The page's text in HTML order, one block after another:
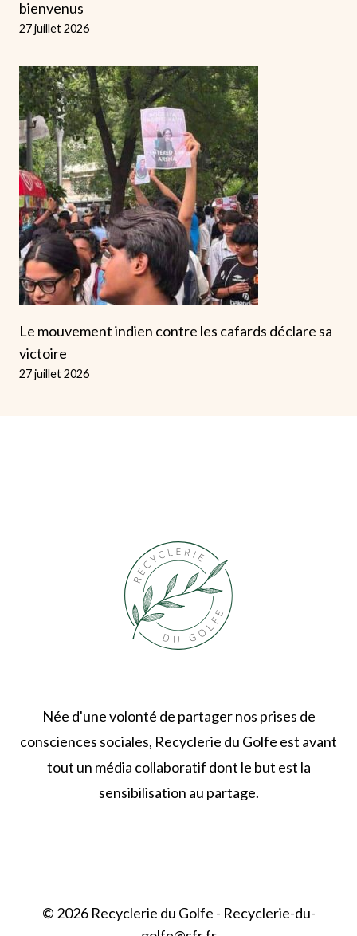
bienvenus
27 juillet 2026
Le mouvement indien contre les cafards déclare sa
victoire
27 juillet 2026
Née d'une volonté de partager nos prises de
consciences sociales, Recyclerie du Golfe est avant
tout un média collaboratif dont le but est la
sensibilisation au partage.
© 2026 Recyclerie du Golfe - Recyclerie-du-